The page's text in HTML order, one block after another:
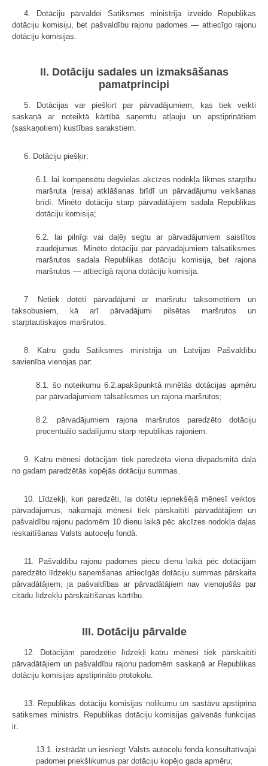
4. Dotāciju pārvaldei Satiksmes ministrija izveido Republikas
dotāciju komisiju, bet pašvaldību rajonu padomes — attiecīgo rajonu
dotāciju komisijas.
II. Dotāciju sadales un izmaksāšanas
pamatprincipi
5. Dotācijas var piešķirt par pārvadājumiem, kas tiek veikti
saskaņā ar noteiktā kārtībā saņemtu atļauju un apstiprinātiem
(saskaņotiem) kustības sarakstiem.
6. Dotāciju piešķir:
6.1. lai kompensētu degvielas akcīzes nodokļa likmes starpību
maršruta (reisa) atklāšanas brīdī un pārvadājumu veikšanas
brīdī. Minēto dotāciju starp pārvadātājiem sadala Republikas
dotāciju komisija;
6.2. lai pilnīgi vai daļēji segtu ar pārvadājumiem saistītos
zaudējumus. Minēto dotāciju par pārvadājumiem tālsatiksmes
maršrutos sadala Republikas dotāciju komisija, bet rajona
maršrutos — attiecīgā rajona dotāciju komisija.
7. Netiek dotēti pārvadājumi ar maršrutu taksometriem un
taksobusiem, kā arī pārvadājumi pilsētas maršrutos un
starptautiskajos maršrutos.
8. Katru gadu Satiksmes ministrija un Latvijas Pašvaldību
savienība vienojas par:
8.1. šo noteikumu 6.2.apakšpunktā minētās dotācijas apmēru
par pārvadājumiem tālsatiksmes un rajona maršrutos;
8.2. pārvadājumiem rajona maršrutos paredzēto dotāciju
procentuālo sadalījumu starp republikas rajoniem.
9. Katru mēnesi dotācijām tiek paredzēta viena divpadsmitā daļa
no gadam paredzētās kopējās dotāciju summas.
10. Līdzekļi, kuri paredzēti, lai dotētu iepriekšējā mēnesī veiktos
pārvadājumus, nākamajā mēnesī tiek pārskaitīti pārvadātājiem un
pašvaldību rajonu padomēm 10 dienu laikā pēc akcīzes nodokļa daļas
ieskaitīšanas Valsts autoceļu fondā.
11. Pašvaldību rajonu padomes piecu dienu laikā pēc dotācijām
paredzēto līdzekļu saņemšanas attiecīgās dotāciju summas pārskaita
pārvadātājiem, ja pašvaldības ar pārvadātājiem nav vienojušās par
citādu līdzekļu pārskaitīšanas kārtību.
III. Dotāciju pārvalde
12. Dotācijām paredzētie līdzekļi katru mēnesi tiek pārskaitīti
pārvadātājiem un pašvaldību rajonu padomēm saskaņā ar Republikas
dotāciju komisijas apstiprināto protokolu.
13. Republikas dotāciju komisijas nolikumu un sastāvu apstiprina
satiksmes ministrs. Republikas dotāciju komisijas galvenās funkcijas
ir:
13.1. izstrādāt un iesniegt Valsts autoceļu fonda konsultatīvajai
padomei priekšlikumus par dotāciju kopējo gada apmēru;